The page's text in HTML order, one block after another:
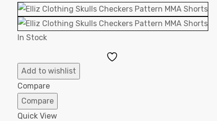
In Stock
Add to wishlist
Compare
Compare
Quick View